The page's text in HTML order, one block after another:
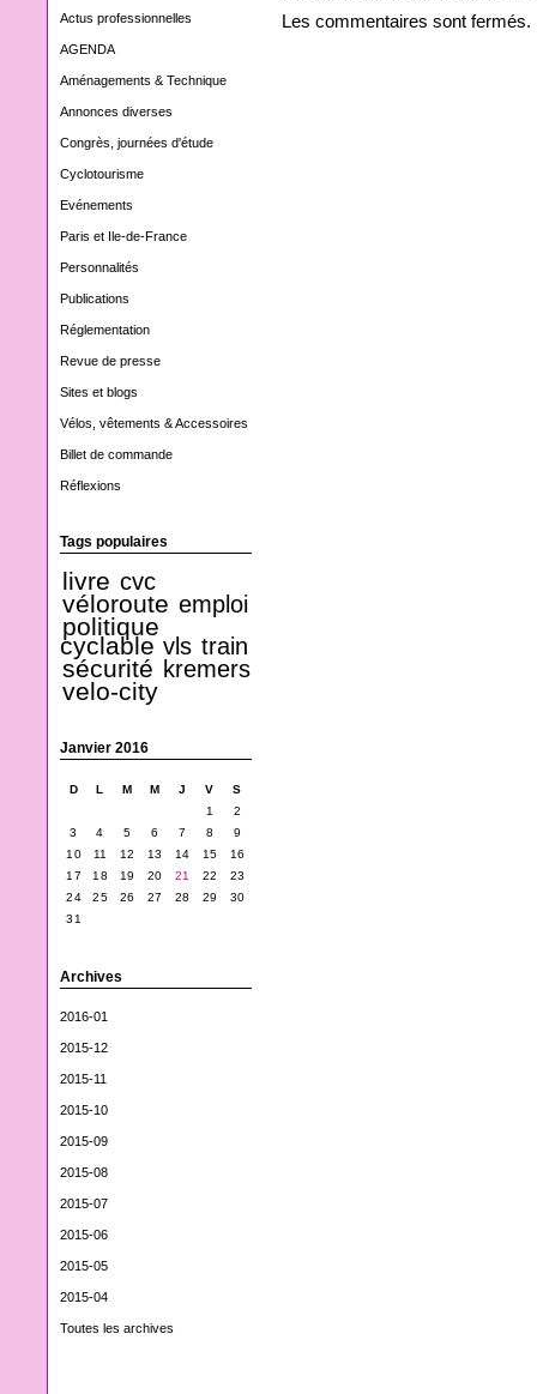
Actus professionnelles
AGENDA
Aménagements & Technique
Annonces diverses
Congrès, journées d'étude
Cyclotourisme
Evénements
Paris et Ile-de-France
Personnalités
Publications
Réglementation
Revue de presse
Sites et blogs
Vélos, vêtements & Accessoires
Billet de commande
Réflexions
Tags populaires
livre cvc
véloroute emploi
politique
cyclable vls train
sécurité kremers
velo-city
Janvier 2016
D L M M J V
S
1
2
3
4 5 6 7 8
9
10
11 12 13 14 15
16
17
18 19 20 21 22
23
24
25 26 27 28 29
30
31
Archives
2016-01
2015-12
2015-11
2015-10
2015-09
2015-08
2015-07
2015-06
2015-05
2015-04
Toutes les archives
Les commentaires sont fermés.